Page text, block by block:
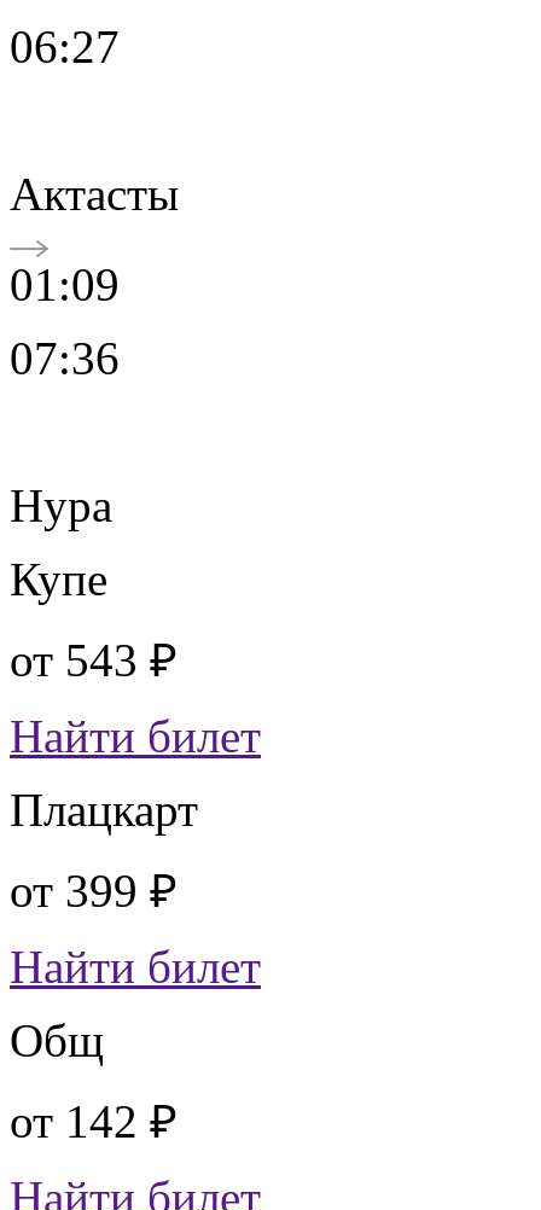
06:27
Актасты
01:09
07:36
Нура
Купе
от 543 ₽
Найти билет
Плацкарт
от 399 ₽
Найти билет
Общ
от 142 ₽
Найти билет